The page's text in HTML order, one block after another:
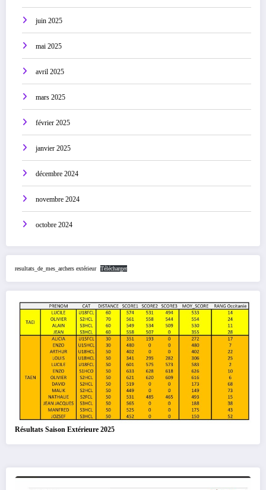
juin 2025
mai 2025
avril 2025
mars 2025
février 2025
janvier 2025
décembre 2024
novembre 2024
octobre 2024
resultats_de_mes_archers extérieur Télécharger
Résultats Saison Extérieure 2025